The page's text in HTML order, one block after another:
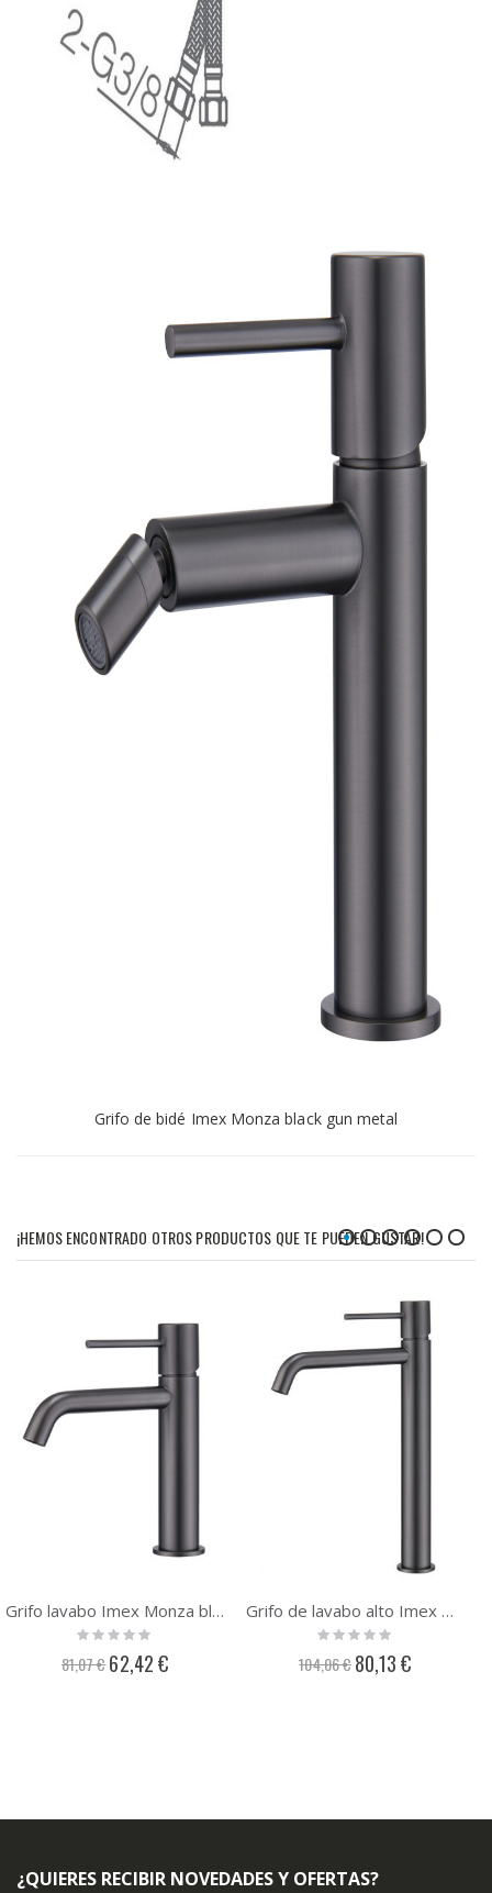
Grifo de bidé Imex Monza black gun metal
¡HEMOS ENCONTRADO OTROS PRODUCTOS QUE TE PUEDEN GUSTAR!
Grifo lavabo Imex Monza black gun metal BDM039-1BGM
Rating:
0%
81,07 € Precio
especial
62,42 €
Grifo de lavabo alto Imex Monza black gun metal BDM039-3BGM
Rating:
0%
104,06 € Precio
especial
80,13 €
¿QUIERES RECIBIR NOVEDADES Y OFERTAS?